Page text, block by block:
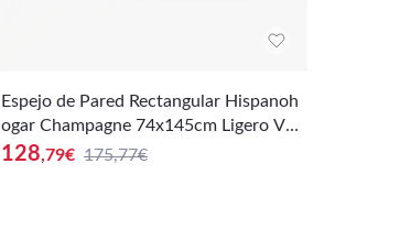
Espejo de Pared Rectangular Hispanoh
ogar Champagne 74x145cm Ligero Ver
sátil Elegante Resistente
128,79€ 175,77€